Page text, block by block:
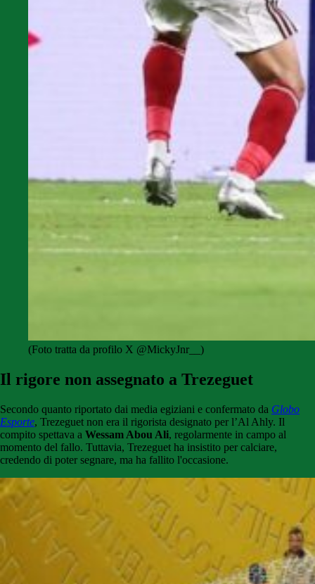
(Foto tratta da profilo X @MickyJnr__)
Il rigore non assegnato a Trezeguet
Secondo quanto riportato dai media egiziani e confermato da Globo
Esporte, Trezeguet non era il rigorista designato per l’Al Ahly. Il
compito spettava a Wessam Abou Ali, regolarmente in campo al
momento del fallo. Tuttavia, Trezeguet ha insistito per calciare,
credendo di poter segnare, ma ha fallito l'occasione.